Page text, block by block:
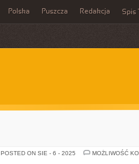
Polska Puszcza Redakcja Spis
POSTED ON SIE - 6 - 2025
MOŻLIWOŚĆ